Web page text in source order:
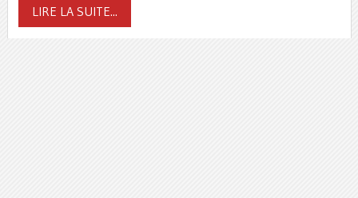
LIRE LA SUITE...